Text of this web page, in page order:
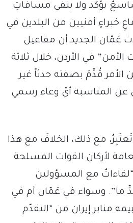
شاسعٌ يؤكّد ولا ينفي مسافاتِ
خبراءٍ أمنيين من البلدين في
عَمّان الجديد أن مفاعيل
في الأردن، خلال ثلاثة
الأمر قُدِّمَ بصفته حدثاً غير
عن المناسبة أيّ وعاء رسمي
مع ذلك، الخلافَ مع هذا
لأركان القوات المسلحة
“لقاءاتٌ مع المسؤولين
حدٍّ ما”. وسواء في عَمّان أم في
منابر إيران من “التقدّم